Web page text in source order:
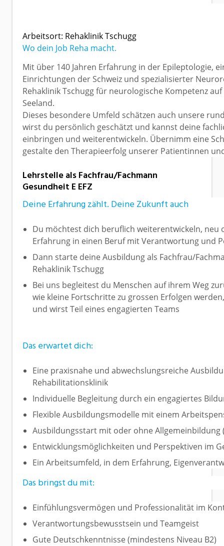
Arbeitsort: Rehaklinik Tschugg
Wo dein Job Reha macht.
Mit über 140 Jahren Erfahrung in der Epileptologie,
Einrichtungen der Schweiz und spezialisierter
Rehaklinik Tschugg für neurologische Kompetenz
Seeland.
Dieses besondere Umfeld schätzen auch unsere
wirst du persönlich geschätzt und kannst deine
einbringen und weiterentwickeln. Übernimm eine
gestalte den Therapieerfolg unserer Patientinnen
Lehrstelle als Fachfrau/Fachmann
Gesundheit E EFZ
Deine Erfahrung zählt. Deine Zukunft auch
Du möchtest dich beruflich weiterentwickeln, neu
Erfahrung in einen Beruf mit Verantwortung und
Dann starte deine Ausbildung als Fachfrau/
Rehaklinik Tschugg
Bei uns begleitest du Menschen auf ihrem Weg
wie kleine Fortschritte zu grossen Erfolgen
und wirst Teil eines engagierten Teams
Das erwartet dich:
Eine praxisnahe und abwechslungsreiche
Rehabilitationsklinik
Individuelle Begleitung durch ein engagiertes
Flexible Ausbildungsmodelle mit einem
Ausbildungsstart mit oder ohne Allgemeinbildung
Entwicklungsmöglichkeiten und Perspektiven im
Ein Arbeitsumfeld, in dem Erfahrung,
Das bringst du mit:
Einfühlungsvermögen und Professionalität im
Verantwortungsbewusstsein und Teamgeist
Gute Deutschkenntnisse (mindestens Niveau B2)